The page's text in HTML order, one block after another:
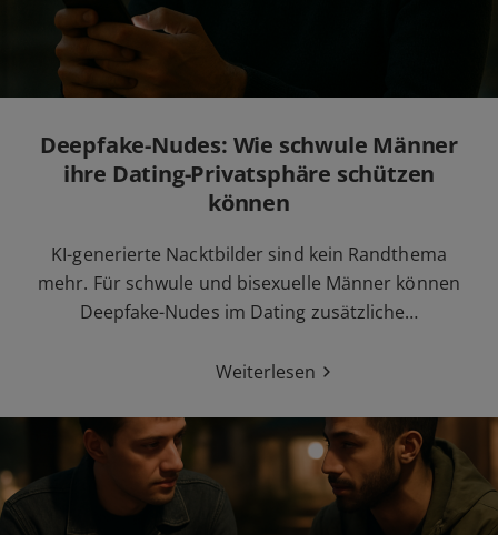
Deepfake-Nudes: Wie schwule Männer
ihre Dating-Privatsphäre schützen
können
KI-generierte Nacktbilder sind kein Randthema
mehr. Für schwule und bisexuelle Männer können
Deepfake-Nudes im Dating zusätzliche…
Weiterlesen